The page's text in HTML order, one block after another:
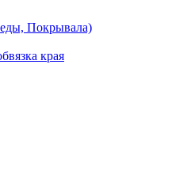
Покрывала)
края